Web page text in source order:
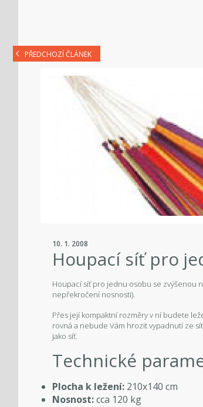
PŘEDCHOZÍ ČLÁNEK
10. 1. 2008
Houpací síť pro
Houpací síť pro jednu osobu se zvýšenou
nepřekročení nosnosti).
Přes její kompaktní rozměry v ní budete
rovná a nebude Vám hrozit vypadnutí ze
jako síť.
Technické
Plocha k ležení: 210x140 cm
Nosnost:cca 120 kg